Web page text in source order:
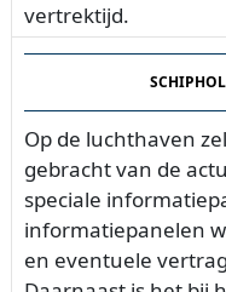
vertrektijd.
Op de luchthaven
gebracht van de
speciale
informatiepanelen
en eventuele